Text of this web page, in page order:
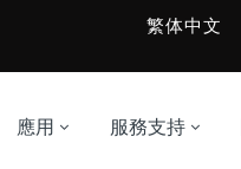
繁体中文
應用 服務支持